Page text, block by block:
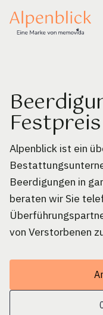
Alpenblick ist ein
Beerdigungen in
beraten wir Sie
von Verstorbenen